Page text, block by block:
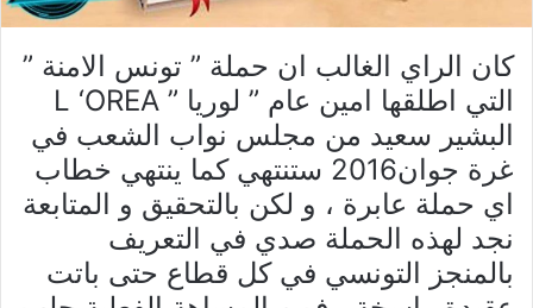
كان الراي الغالب ان حملة ” تونس الامنة ”
التي اطلقها امين عام ” لوريا ” L ‘OREA
البشير سعيد من مجلس نواب الشعب في
غرة جوان2016 ستنتهي كما ينتهي خطاب
اي حملة عابرة ، و لكن بالتحقيق و المتابعة
نجد لهذه الحملة صدي في التعريف
بالمنجز التونسي في كل قطاع حتى باتت